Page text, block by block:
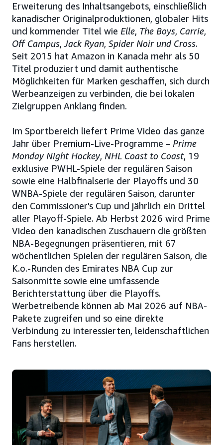
Erweiterung des Inhaltsangebots, einschließlich
kanadischer Originalproduktionen, globaler Hits
und kommender Titel wie Elle, The Boys, Carrie,
Off Campus,Jack Ryan, Spider Noir und Cross.
Seit 2015 hat Amazon in Kanada mehr als 50
Titel produziert und damit authentische
Möglichkeiten für Marken geschaffen, sich durch
Werbeanzeigen zu verbinden, die bei lokalen
Zielgruppen Anklang finden.
Im Sportbereich liefert Prime Video das ganze
Jahr über Premium-Live-Programme – Prime
Monday Night Hockey, NHL Coast to Coast, 19
exklusive PWHL-Spiele der regulären Saison
sowie eine Halbfinalserie der Playoffs und 30
WNBA-Spiele der regulären Saison, darunter
den Commissioner's Cup und jährlich ein Drittel
aller Playoff-Spiele. Ab Herbst 2026 wird Prime
Video den kanadischen Zuschauern die größten
NBA-Begegnungen präsentieren, mit 67
wöchentlichen Spielen der regulären Saison, die
K.o.-Runden des Emirates NBA Cup zur
Saisonmitte sowie eine umfassende
Berichterstattung über die Playoffs.
Werbetreibende können ab Mai 2026 auf NBA-
Pakete zugreifen und so eine direkte
Verbindung zu interessierten, leidenschaftlichen
Fans herstellen.